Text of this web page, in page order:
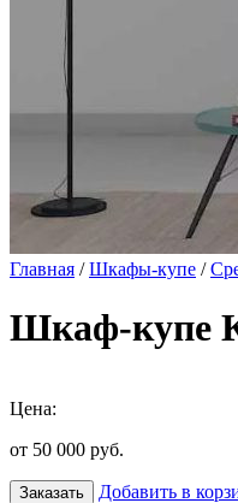
Главная /Шкафы-купе /
Шкаф-купе
Цена:
от 50 000 руб.
Заказать Добавить в